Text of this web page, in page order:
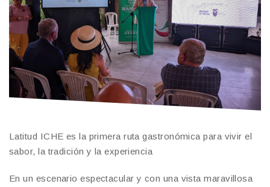
Latitud ICHE es la primera ruta gastronómica para vivir el
sabor, la tradición y la experiencia
En un escenario espectacular y con una vista maravillosa